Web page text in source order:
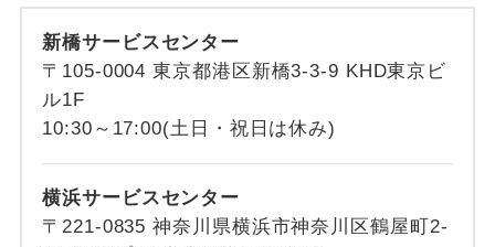
新橋サービスセンター
〒105-0004 東京都港区新橋3-3-9 KHD東京ビ
ル1F
10:30～17:00(土日・祝日は休み)
横浜サービスセンター
〒221-0835 神奈川県横浜市神奈川区鶴屋町2-